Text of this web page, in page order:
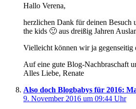
Hallo Verena,
herzlichen Dank für deinen Besuch
the kids 🙂 aus dreißig Jahren
Vielleicht können wir ja gegenseitig
Auf eine gute Blog-Nachbraschaft
Alles Liebe, Renate
Also doch Blogbabys für 2016:
9. November 2016 um 09:44 Uhr